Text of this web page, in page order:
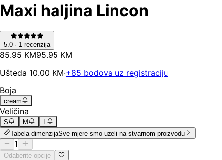
Maxi haljina Lincon
5.0 · 1 recenzija
85.95 KM95.95 KM
Ušteda 10.00 KM·+85 bodova uz registraciju
Boja
cream
Veličina
S M
L
Tabela dimenzijaSve mjere smo uzeli na stvarnom proizvodu
1
Odaberite opcije